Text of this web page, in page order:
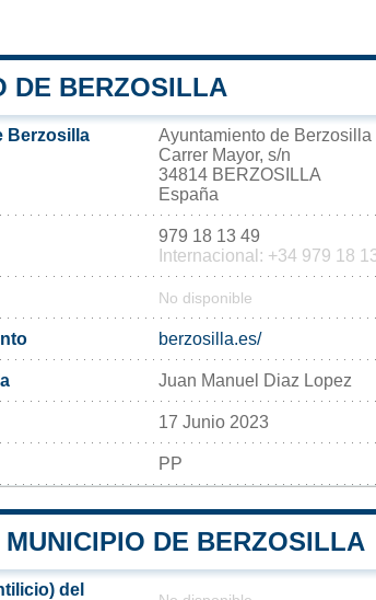
DE BERZOSILLA
Berzosilla
Ayuntamiento de Berzosilla
Carrer Mayor, s/n
34814 BERZOSILLA
España
979 18 13 49
Internacional: +34 979 18
No disponible
berzosilla.es/
Juan Manuel Diaz Lopez
17 Junio 2023
PP
DE BERZOSILLA
del